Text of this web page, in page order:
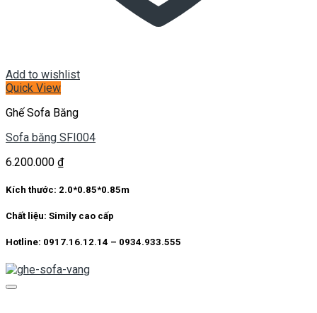
Add to wishlist
Quick View
Ghế Sofa Băng
Sofa băng SFI004
6.200.000 ₫
Kích thước: 2.0*0.85*0.85m
Chất liệu: Simily cao cấp
Hotline: 0917.16.12.14 – 0934.933.555